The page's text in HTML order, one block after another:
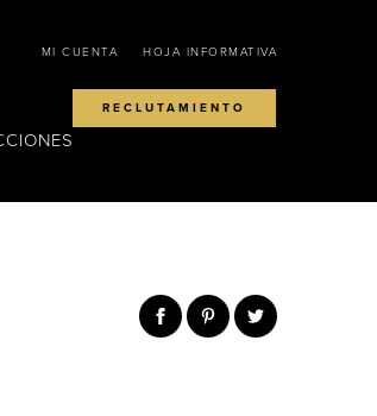
MI CUENTA HOJA INFORMATIVA
RECLUTAMIENTO